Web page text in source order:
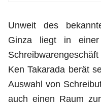
Unweit des
Ginza liegt in einer
Ken Takarada berät
Auswahl von
auch einen Raum